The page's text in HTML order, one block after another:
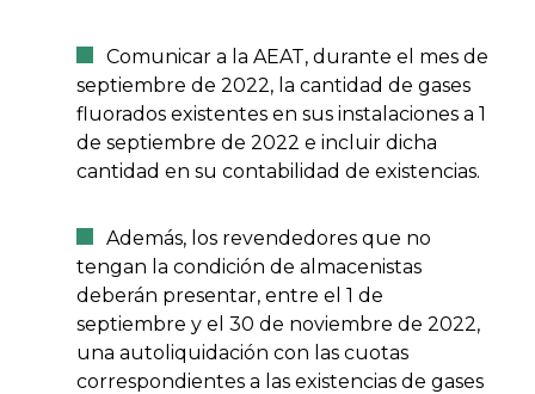
Comunicar a la AEAT, durante el mes de
septiembre de 2022, la cantidad de gases
fluorados existentes en sus instalaciones a 1
de septiembre de 2022 e incluir dicha
cantidad en su contabilidad de existencias.
Además, los revendedores que no
tengan la condición de almacenistas
deberán presentar, entre el 1 de
septiembre y el 30 de noviembre de 2022,
una autoliquidación con las cuotas
correspondientes a las existencias de gases